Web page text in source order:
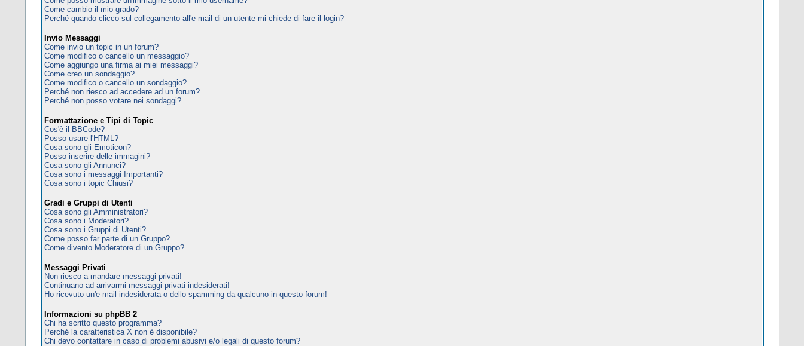
Come cambio il mio grado?
Perché quando clicco sul collegamento all'e-mail di un utente mi chiede di fare il login?
Invio Messaggi
Come invio un topic in un forum?
Come modifico o cancello un messaggio?
Come aggiungo una firma ai miei messaggi?
Come creo un sondaggio?
Come modifico o cancello un sondaggio?
Perché non riesco ad accedere ad un forum?
Perché non posso votare nei sondaggi?
Formattazione e Tipi di Topic
Cos'è il BBCode?
Posso usare l'HTML?
Cosa sono gli Emoticon?
Posso inserire delle immagini?
Cosa sono gli Annunci?
Cosa sono i messaggi Importanti?
Cosa sono i topic Chiusi?
Gradi e Gruppi di Utenti
Cosa sono gli Amministratori?
Cosa sono i Moderatori?
Cosa sono i Gruppi di Utenti?
Come posso far parte di un Gruppo?
Come divento Moderatore di un Gruppo?
Messaggi Privati
Non riesco a mandare messaggi privati!
Continuano ad arrivarmi messaggi privati indesiderati!
Ho ricevuto un'e-mail indesiderata o dello spamming da qualcuno in questo forum!
Informazioni su phpBB 2
Chi ha scritto questo programma?
Perché la caratteristica X non è disponibile?
Chi devo contattare in caso di problemi abusivi e/o legali di questo forum?